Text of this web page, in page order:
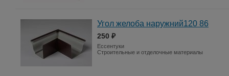
Угол желоба наружний120 86
250 ₽
Ессентуки
Строительные и отделочные материалы